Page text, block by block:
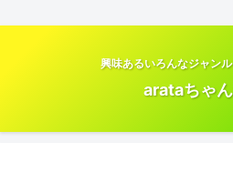
興味あるいろんなジャン
arataちゃ